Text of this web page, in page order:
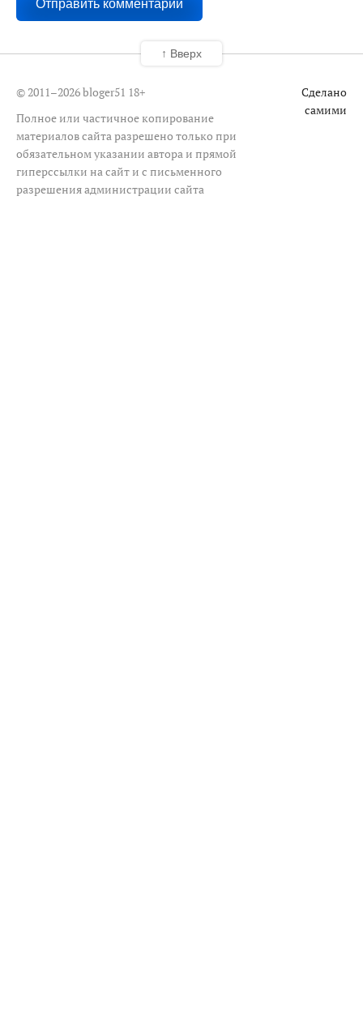
© 2011–2026 bloger51 18+
Полное или частичное копирование
материалов сайта разрешено только при
обязательном указании автора и прямой
гиперссылки на сайт и с письменного
разрешения администрации сайта
Сделано
самими
↑ Вверх